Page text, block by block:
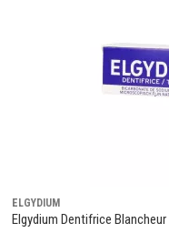
ELGYDIUM
Elgydium Dentifrice Blancheur